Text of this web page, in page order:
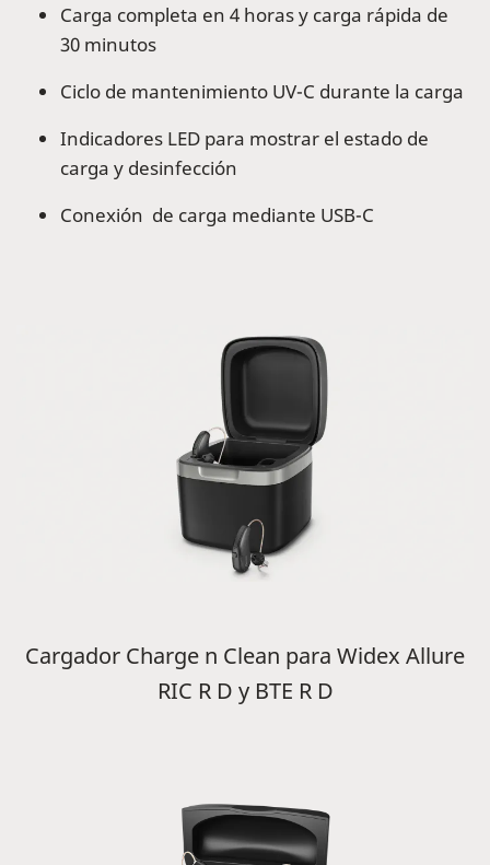
Carga completa en 4 horas y carga rápida de
30 minutos
Ciclo de mantenimiento UV-C durante la carga
Indicadores LED para mostrar el estado de
carga y desinfección
Conexión de carga mediante USB-C
Cargador Charge n Clean para Widex Allure
RIC R D y BTE R D